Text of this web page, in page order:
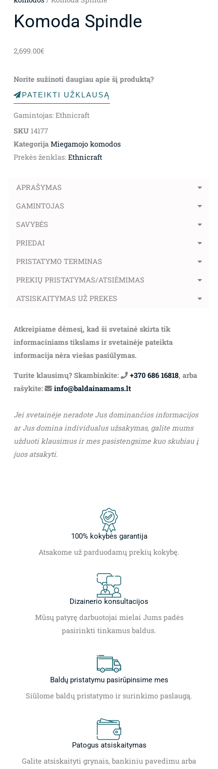
Komoda Spindle
2,699.00€
Norite sužinoti daugiau apie šį produktą?
PATEIKTI UŽKLAUSĄ
Gamintojas: Ethnicraft
SKU 14177
Kategorija Miegamojo komodos
Prekės ženklas: Ethnicraft
APRAŠYMAS
GAMINTOJAS
SAVYBĖS
PRIEDAI
PRISTATYMO TERMINAS
PREKIŲ PRISTATYMAS/ATSIĖMIMAS
ATSISKAITYMAS UŽ PREKES
Atkreipiame dėmesį, kad ši svetainė skirta tik
informaciniams tikslams ir svetainėje pateikta
informacija nėra viešas pasiūlymas.
Turite klausimų? Skambinkite: +370 686 16818, arba
rašykite:
info@baldainamams.lt
Jei svetainėje neradote Jus dominančios informacijos
ar Jus domina individualus užsakymas, galite mums
užduoti klausimus ir mes pasistengsime kuo skubiau į
juos atsakyti.
100% kokybės garantija
Atsakome už parduodamų prekių kokybę.
Dizainerio konsultacijos
Mūsų patyrę darbuotojai mielai Jums padės
pasirinkti tinkamus baldus.
Baldų pristatymu pasirūpinsime mes
Siūlome baldų pristatymo ir surinkimo paslaugą.
Patogus atsiskaitymas
Galite atsiskaityti grynais, bankiniu pavedimu arba